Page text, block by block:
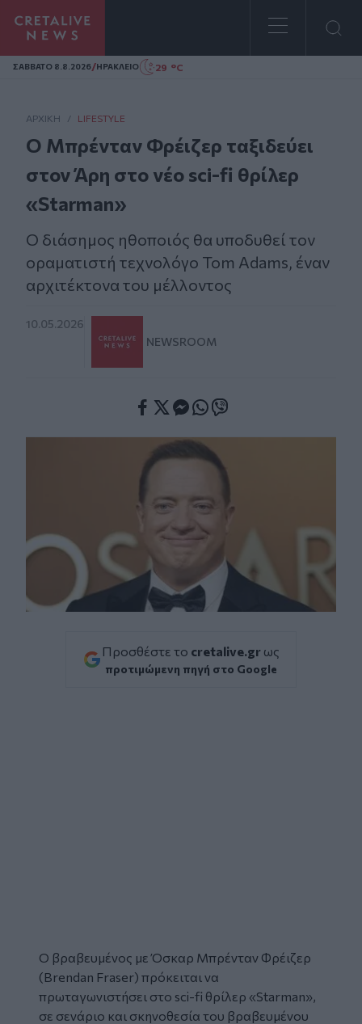
Homepage
ΣAΒΒΑΤΟ 8.8.2026/ΗΡΑΚΛΕΙΟ 29 °C
ΑΡΧΙΚΗ / LIFESTYLE
Ο Μπρένταν Φρέιζερ ταξιδεύει
στον Άρη στο νέο sci-fi θρίλερ
«Starman»
Ο διάσημος ηθοποιός θα υποδυθεί τον
οραματιστή τεχνολόγο Tom Adams, έναν
αρχιτέκτονα του μέλλοντος
10.05.2026
NEWSROOM
Προσθέστε το cretalive.gr ως
προτιμώμενη πηγή στο Google
Ο βραβευμένος με Όσκαρ Μπρένταν Φρέιζερ
(Brendan Fraser) πρόκειται να
πρωταγωνιστήσει στο sci-fi θρίλερ «Starman»,
σε σενάριο και σκηνοθεσία του βραβευμένου